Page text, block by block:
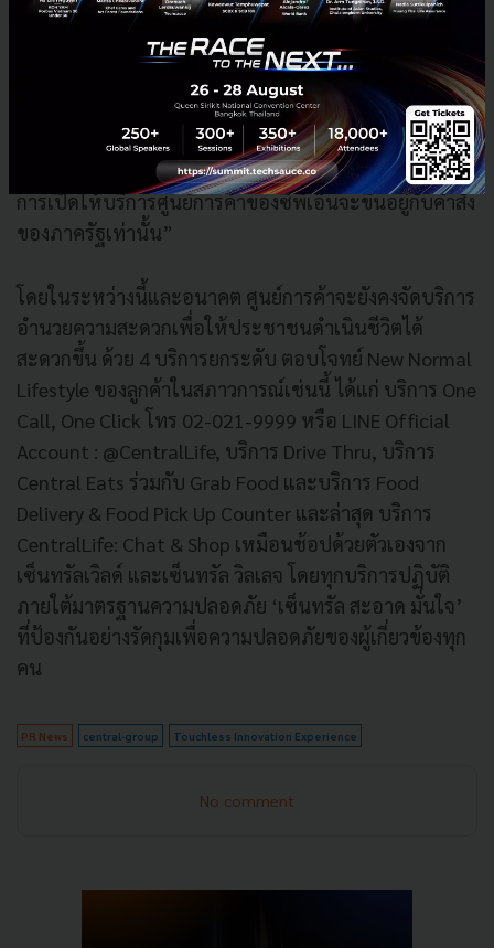
ยอมรับไปทั่วโลก รวมทั้งสนับสนุนให้ประชาชน ‘อยู่บ้าน
หยุดเชื้อ เพื่อชาติ’ แต่หากต้องมาใช้บริการที่จำเป็น เรา
ได้ดำเนินมาตรการความสะอาดและความปลอดภัย เพื่อ
สร้างความมั่นใจมาโดยตลอด โดยบริษัทฯ เชื่อมั่นการ
ดำเนินการของภาครัฐด้านสาธารณสุขของไทยที่ได้รับการ
ชื่นชมจากทั่วโลก และในสถานการณ์ที่ไม่แน่นอนเช่นนี้
การเปิดให้บริการศูนย์การค้าของซีพีเอ็นจะขึ้นอยู่กับคำสั่ง
ของภาครัฐเท่านั้น”
โดยในระหว่างนี้และอนาคต ศูนย์การค้าจะยังคงจัดบริการ
อำนวยความสะดวกเพื่อให้ประชาชนดำเนินชีวิตได้
สะดวกขึ้น ด้วย 4 บริการยกระดับ ตอบโจทย์ New Normal
Lifestyle ของลูกค้าในสภาวการณ์เช่นนี้ ได้แก่ บริการ One
Call, One Click โทร 02-021-9999 หรือ LINE Official
Account : @CentralLife, บริการ Drive Thru, บริการ
Central Eats ร่วมกับ Grab Food และบริการ Food
Delivery & Food Pick Up Counter และล่าสุด บริการ
CentralLife: Chat & Shop เหมือนช้อปด้วยตัวเองจาก
เซ็นทรัลเวิลด์ และเซ็นทรัล วิลเลจ โดยทุกบริการปฏิบัติ
ภายใต้มาตรฐานความปลอดภัย ‘เซ็นทรัล สะอาด มั่นใจ’
ที่ป้องกันอย่างรัดกุมเพื่อความปลอดภัยของผู้เกี่ยวข้องทุก
คน
PR News central-group Touchless Innovation Experience
No comment